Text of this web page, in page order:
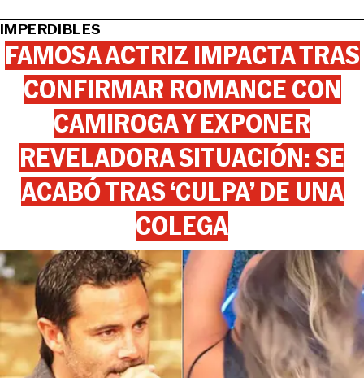
IMPERDIBLES
FAMOSA ACTRIZ IMPACTA TRAS
CONFIRMAR ROMANCE CON
CAMIROGA Y EXPONER
REVELADORA SITUACIÓN: SE
ACABÓ TRAS ‘CULPA’ DE UNA
COLEGA